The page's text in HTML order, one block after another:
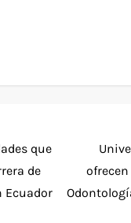
que
de
Ecuador
ofrecen